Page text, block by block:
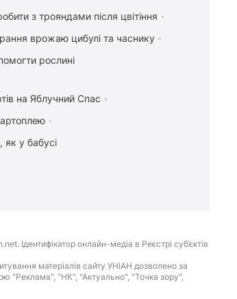
з трояндами після цвітіння
врожаю цибулі та часнику
рослині
на Яблучний Спас
як у бабусі
онлайн-медіа в Реєстрі суб’єктів
матеріалів сайту УНІАН дозволено за
"Реклама", "НК", "Актуально", "Точка зору",